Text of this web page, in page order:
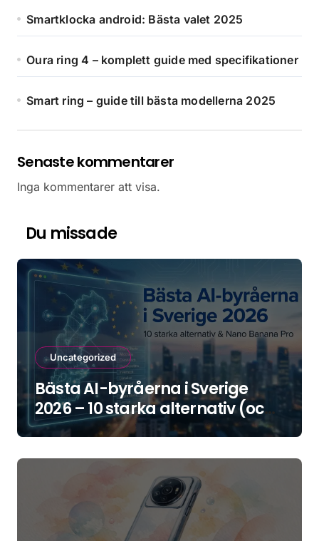
Smartklocka android: Bästa valet 2025
Oura ring 4 – komplett guide med specifikationer
Smart ring – guide till bästa modellerna 2025
Senaste kommentarer
Inga kommentarer att visa.
Du missade
Uncategorized
Bästa AI-byråerna i Sverige
2026 – 10 starka alternativ (och
hur du väljer rätt)